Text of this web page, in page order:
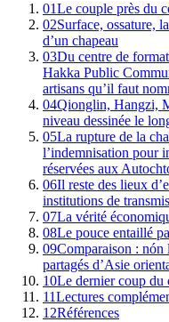
01Le couple près du
02Surface, ossature,
d’un chapeau
03Du centre de
Hakka Public
artisans qu’il faut
04Qionglin, Hangzi,
niveau dessinée le
05La rupture de la
l’indemnisation pour
réservées aux
06Il reste des lieux
institutions de
07La vérité
08Le pouce entaillé
09Comparaison : nón
partagés d’Asie
10Le dernier coup du
11Lectures
12Références